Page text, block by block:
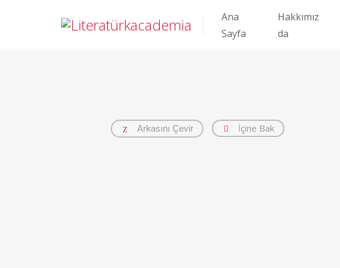
Ana
Sayfa
Hakkımız
da
Arkasını Çevir İçine Bak